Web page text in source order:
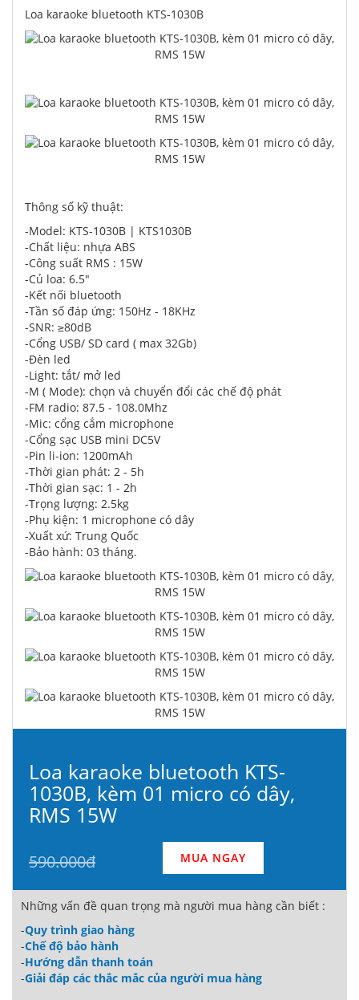
Loa karaoke bluetooth KTS-1030B
Thông số kỹ thuật:
-Model: KTS-1030B | KTS1030B
-Chất liệu: nhựa ABS
-Công suất RMS : 15W
-Củ loa: 6.5"
-Kết nối bluetooth
-Tần số đáp ứng: 150Hz - 18KHz
-SNR: ≥80dB
-Cổng USB/ SD card ( max 32Gb)
-Đèn led
-Light: tắt/ mở led
-M ( Mode): chọn và chuyển đổi các chế độ phát
-FM radio: 87.5 - 108.0Mhz
-Mic: cổng cắm microphone
-Cổng sạc USB mini DC5V
-Pin li-ion: 1200mAh
-Thời gian phát: 2 - 5h
-Thời gian sạc: 1 - 2h
-Trọng lượng: 2.5kg
-Phụ kiện: 1 microphone có dây
-Xuất xứ: Trung Quốc
-Bảo hành: 03 tháng.
Loa karaoke bluetooth KTS-
1030B, kèm 01 micro có dây,
RMS 15W
590.000đ MUA NGAY
Những vấn đề quan trọng mà người mua hàng cần biết :
-Quy trình giao hàng
-Chế độ bảo hành
-Hướng dẫn thanh toán
-Giải đáp các thắc mắc của người mua hàng